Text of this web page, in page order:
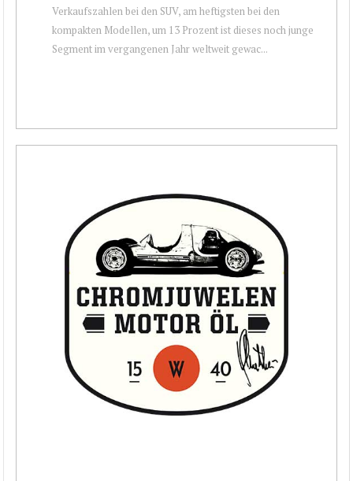
Verkaufszahlen bei den SUV, am heftigsten bei den
kompakten Modellen, um 13 Prozent ist dieses noch junge
Segment im vergangenen Jahr weltweit gewac...